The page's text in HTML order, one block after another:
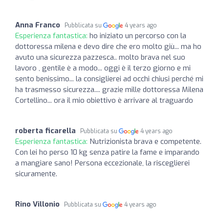
Anna Franco Pubblicata su 4 years ago
Esperienza fantastica: ho iniziato un percorso con la
dottoressa milena e devo dire che ero molto giù... ma ho
avuto una sicurezza pazzesca.. molto brava nel suo
lavoro , gentile è a modo... oggi è il terzo giorno e mi
sento benissimo... la consiglierei ad occhi chiusi perché mi
ha trasmesso sicurezza.... grazie mille dottoressa Milena
Cortellino... ora il mio obiettivo è arrivare al traguardo
roberta ficarella Pubblicata su 4 years ago
Esperienza fantastica: Nutrizionista brava e competente.
Con lei ho perso 10 kg senza patire la fame e imparando
a mangiare sano! Persona eccezionale, la risceglierei
sicuramente.
Rino Villonio Pubblicata su 4 years ago